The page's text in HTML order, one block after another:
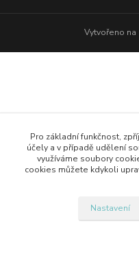
Vytvořeno na
Pro základní funkčnost,
účely a v případě udělení
využíváme soubory
cookies můžete kdykoli
Nastavení